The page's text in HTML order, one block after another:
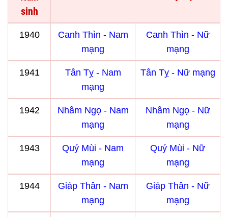
sinh
1940
Canh Thìn - Nam
mạng
Canh Thìn - Nữ
mạng
1941
Tân Tỵ - Nam
mạng
Tân Tỵ - Nữ mạng
1942
Nhâm Ngọ - Nam
mạng
Nhâm Ngọ - Nữ
mạng
1943
Quý Mùi - Nam
mạng
Quý Mùi - Nữ
mạng
1944
Giáp Thân - Nam
mạng
Giáp Thân - Nữ
mạng